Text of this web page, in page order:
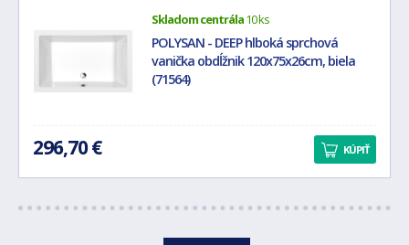
Skladom centrála10 ks
POLYSAN - DEEP hlboká sprchová
vanička obdĺžnik 120x75x26cm, biela
(71564)
296,70 € KÚPIŤ